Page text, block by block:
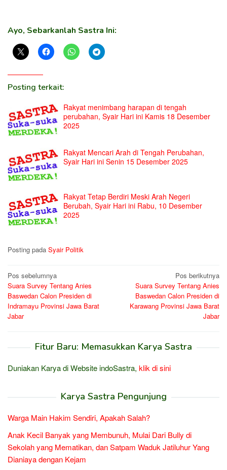
Ayo, Sebarkanlah Sastra Ini:
Posting terkait:
Rakyat menimbang harapan di tengah
perubahan, Syair Hari ini Kamis 18 Desember
2025
Rakyat Mencari Arah di Tengah Perubahan,
Syair Hari ini Senin 15 Desember 2025
Rakyat Tetap Berdiri Meski Arah Negeri
Berubah, Syair Hari ini Rabu, 10 Desember
2025
Posting pada Syair Politik
Navigasi
pos
Pos sebelumnya
Suara Survey Tentang Anies
Baswedan Calon Presiden di
Indramayu Provinsi Jawa Barat
Jabar
Pos berikutnya
Suara Survey Tentang Anies
Baswedan Calon Presiden di
Karawang Provinsi Jawa Barat
Jabar
Fitur Baru: Memasukkan Karya Sastra
Duniakan Karya di Website indoSastra, klik di sini
Karya Sastra Pengunjung
Warga Main Hakim Sendiri, Apakah Salah?
Anak Kecil Banyak yang Membunuh, Mulai Dari Bully di
Sekolah yang Mematikan, dan Satpam Waduk Jatiluhur Yang
Dianiaya dengan Kejam